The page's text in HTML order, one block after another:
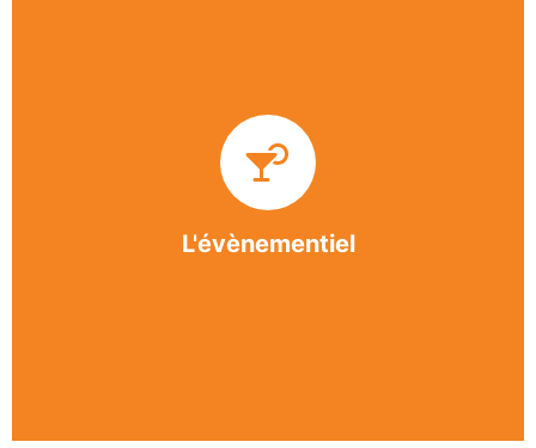
L'évènementiel
BASE apporte des solutions innovantes et
originales dans l’organisation des manifestations,
festivals, conventions, colloques et assemblées